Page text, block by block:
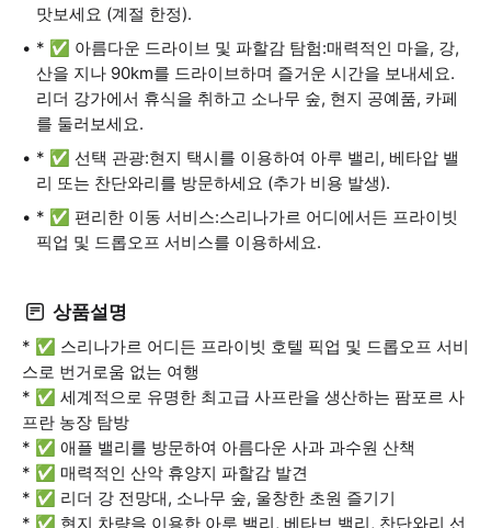
맛보세요 (계절 한정).
* ✅ 아름다운 드라이브 및 파할감 탐험:매력적인 마을, 강,
산을 지나 90km를 드라이브하며 즐거운 시간을 보내세요.
리더 강가에서 휴식을 취하고 소나무 숲, 현지 공예품, 카페
를 둘러보세요.
* ✅ 선택 관광:현지 택시를 이용하여 아루 밸리, 베타압 밸
리 또는 찬단와리를 방문하세요 (추가 비용 발생).
* ✅ 편리한 이동 서비스:스리나가르 어디에서든 프라이빗
픽업 및 드롭오프 서비스를 이용하세요.
상품설명
* ✅ 스리나가르 어디든 프라이빗 호텔 픽업 및 드롭오프 서비
스로 번거로움 없는 여행
* ✅ 세계적으로 유명한 최고급 사프란을 생산하는 팜포르 사
프란 농장 탐방
* ✅ 애플 밸리를 방문하여 아름다운 사과 과수원 산책
* ✅ 매력적인 산악 휴양지 파할감 발견
* ✅ 리더 강 전망대, 소나무 숲, 울창한 초원 즐기기
* ✅ 현지 차량을 이용한 아루 밸리, 베타브 밸리, 찬단와리 선